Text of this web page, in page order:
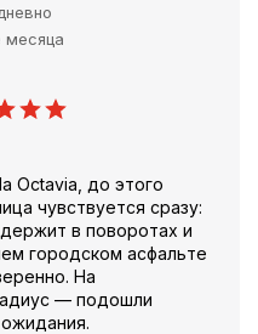
Octavia, до этого
чувствуется сразу:
в поворотах и
городском асфальте
На
— подошли